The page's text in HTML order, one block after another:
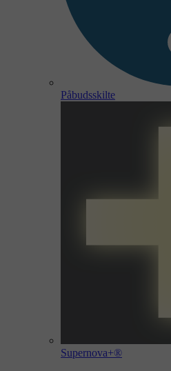
Påbudsskilte
Supernova+®